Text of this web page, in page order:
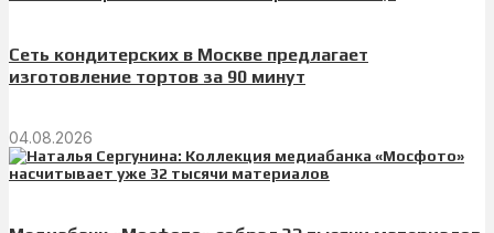
Сеть кондитерских в Москве предлагает
изготовление тортов за 90 минут
04.08.2026